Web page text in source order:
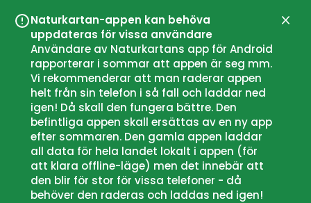
Naturkartan-appen kan behöva
uppdateras för vissa användare
Användare av Naturkartans app för Android
rapporterar i sommar att appen är seg mm.
Vi rekommenderar att man raderar appen
helt från sin telefon i så fall och laddar ned
igen! Då skall den fungera bättre. Den
befintliga appen skall ersättas av en ny app
efter sommaren. Den gamla appen laddar
all data för hela landet lokalt i appen (för
att klara offline-läge) men det innebär att
den blir för stor för vissa telefoner - då
behöver den raderas och laddas ned igen!